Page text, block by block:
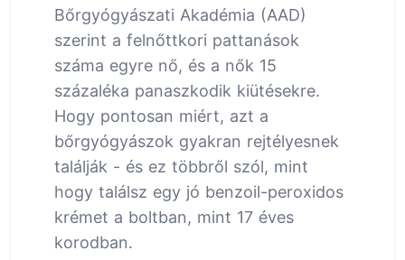
Bőrgyógyászati Akadémia (AAD)
szerint a felnőttkori pattanások
száma egyre nő, és a nők 15
százaléka panaszkodik kiütésekre.
Hogy pontosan miért, azt a
bőrgyógyászok gyakran rejtélyesnek
találják - és ez többről szól, mint
hogy találsz egy jó benzoil-peroxidos
krémet a boltban, mint 17 éves
korodban.